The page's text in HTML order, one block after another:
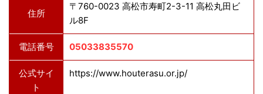
住所
〒760-0023 高松市寿町2-3-11 高松丸田ビ
ル8F
電話番号 05033835570
公式サイ
ト
https://www.houterasu.or.jp/